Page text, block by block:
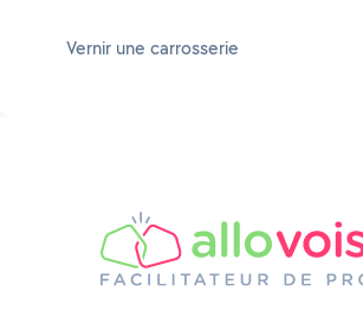
Vernir une carrosserie